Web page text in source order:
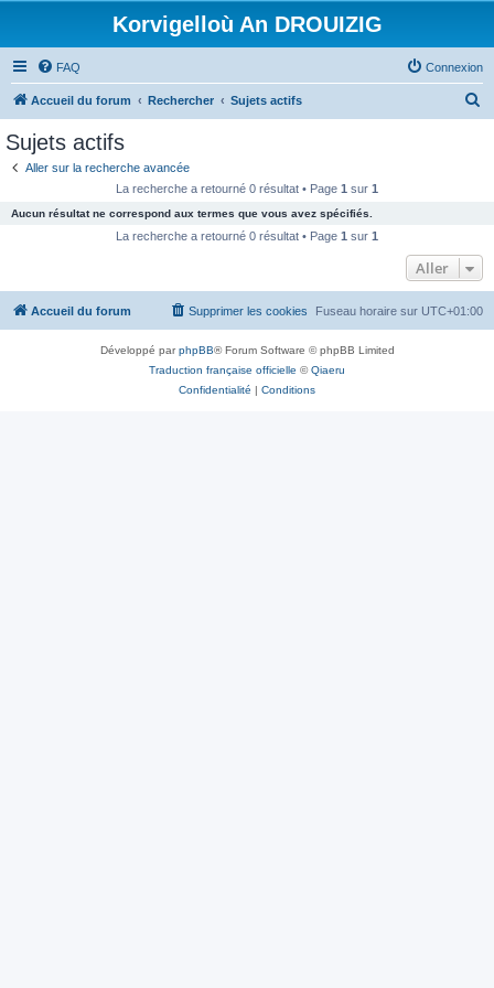
Korvigelloù An DROUIZIG
FAQ Connexion
Accueil du forum Rechercher Sujets actifs
c
e
Sujets actifs
Aller sur la recherche avancée
La recherche a retourné 0 résultat • Page 1 sur 1
Aucun résultat ne correspond aux termes que vous avez spécifiés.
La recherche a retourné 0 résultat • Page 1 sur 1
Aller
Accueil du forum Fuseau horaire sur UTC+01:00
Supprimer les cookies
Développé parphpBB® Forum Software © phpBB Limited
Traduction française officielle ©Qiaeru
Confidentialité | Conditions